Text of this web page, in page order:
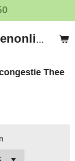
Medicinalekruidenonline.nl
Thee